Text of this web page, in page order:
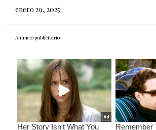
enero 29, 2025
Anuncio publicitario